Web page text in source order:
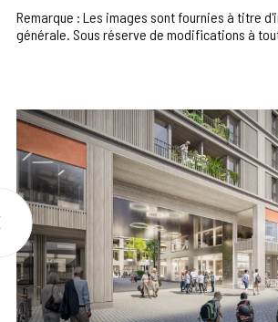
Remarque : Les images sont fournies à titre
générale. Sous réserve de modifications à